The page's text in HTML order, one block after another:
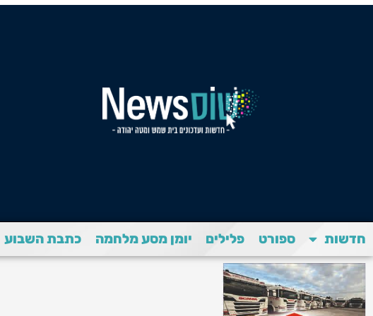
חדשות ספורט פלילים יומן מסע מלחמה כתבת השבוע